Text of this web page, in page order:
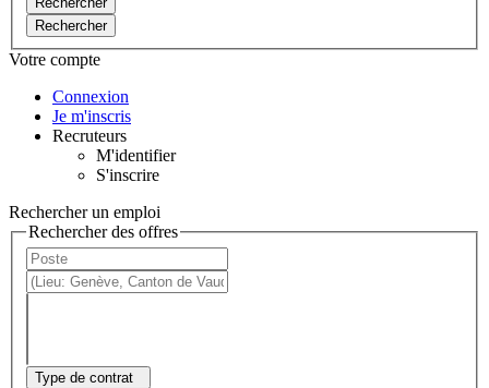
Rechercher
Votre compte
Connexion
Je m'inscris
Recruteurs
M'identifier
S'inscrire
Rechercher un emploi
Rechercher des offres
Type de contrat